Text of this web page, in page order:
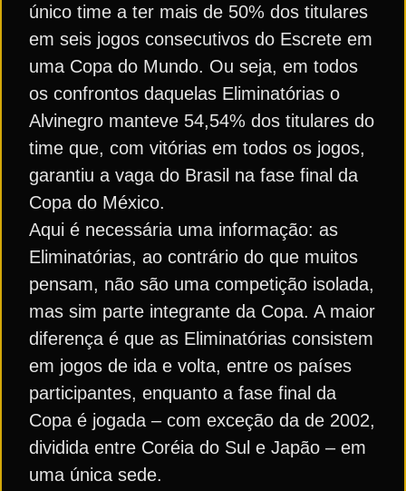
único time a ter mais de 50% dos titulares
em seis jogos consecutivos do Escrete em
uma Copa do Mundo. Ou seja, em todos
os confrontos daquelas Eliminatórias o
Alvinegro manteve 54,54% dos titulares do
time que, com vitórias em todos os jogos,
garantiu a vaga do Brasil na fase final da
Copa do México.
Aqui é necessária uma informação: as
Eliminatórias, ao contrário do que muitos
pensam, não são uma competição isolada,
mas sim parte integrante da Copa. A maior
diferença é que as Eliminatórias consistem
em jogos de ida e volta, entre os países
participantes, enquanto a fase final da
Copa é jogada – com exceção da de 2002,
dividida entre Coréia do Sul e Japão – em
uma única sede.